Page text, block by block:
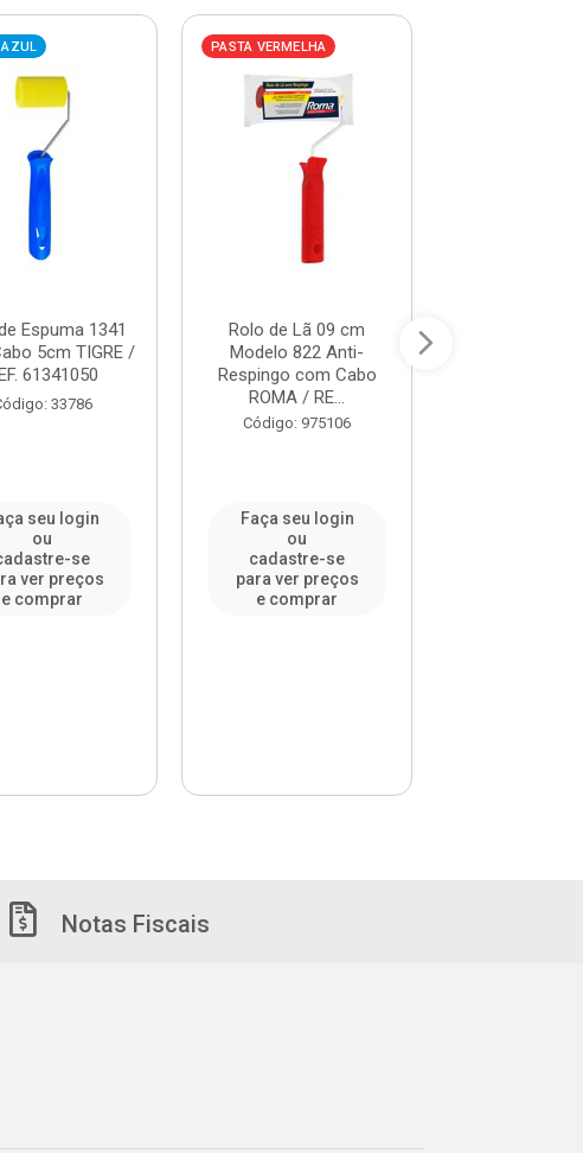
AZUL
Espuma 1341
5cm TIGRE /
61341050
33786
seu login
ou
se
ver preços
e comprar
PASTA VERMELHA
Rolo de Lã 09 cm
Modelo 822 Anti-
Respingo com Cabo
ROMA / RE...
Código: 975106
Faça seu login
ou
cadastre-se
para ver preços
e comprar
Notas Fiscais